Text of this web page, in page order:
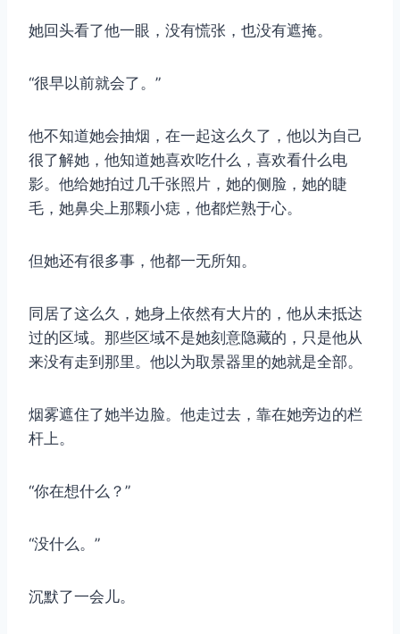
她回头看了他一眼，没有慌张，也没有遮掩。
“很早以前就会了。”
他不知道她会抽烟，在一起这么久了，他以为自己
很了解她，他知道她喜欢吃什么，喜欢看什么电
影。他给她拍过几千张照片，她的侧脸，她的睫
毛，她鼻尖上那颗小痣，他都烂熟于心。
但她还有很多事，他都一无所知。
同居了这么久，她身上依然有大片的，他从未抵达
过的区域。那些区域不是她刻意隐藏的，只是他从
来没有走到那里。他以为取景器里的她就是全部。
烟雾遮住了她半边脸。他走过去，靠在她旁边的栏
杆上。
“你在想什么？”
“没什么。”
沉默了一会儿。